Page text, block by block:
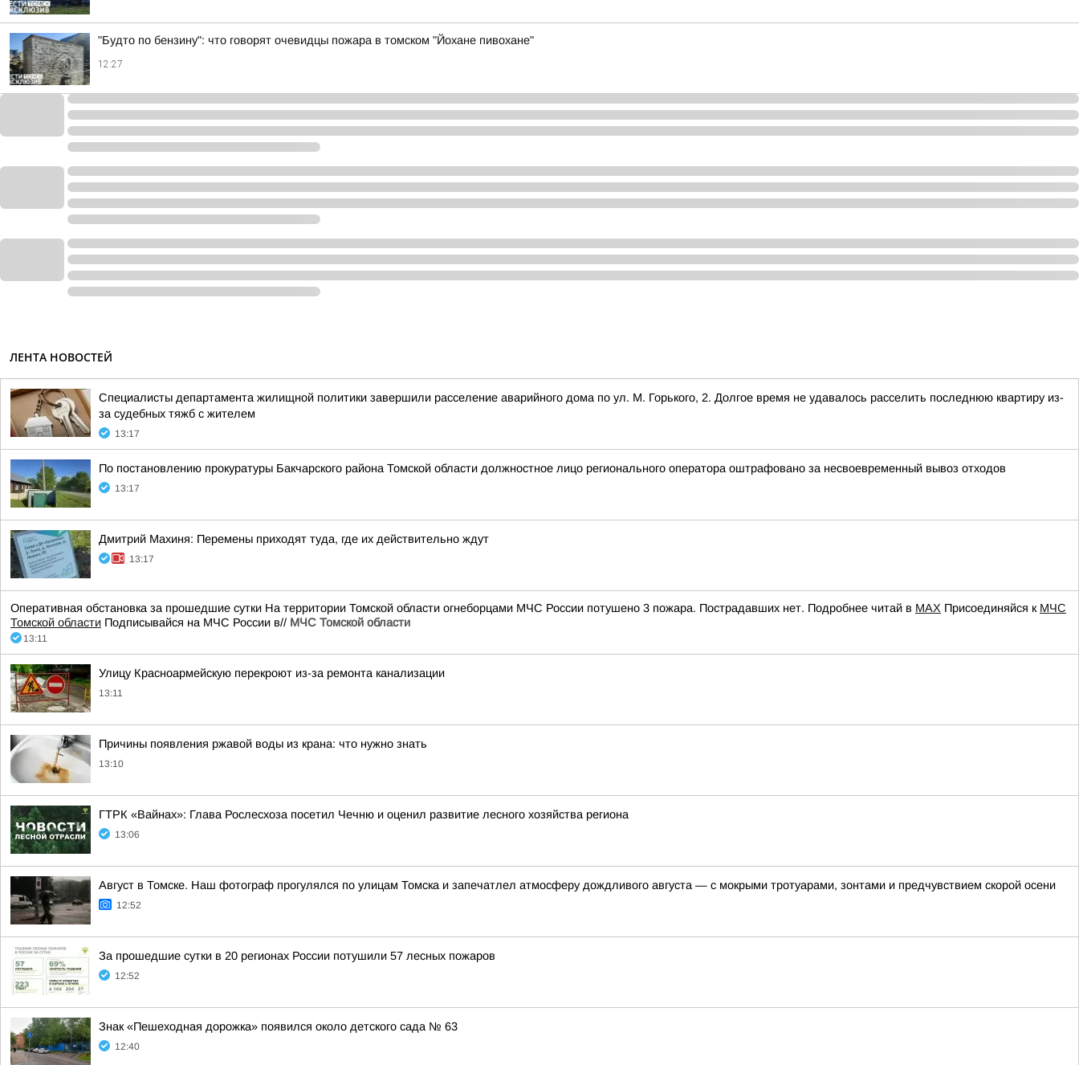
"Будто по бензину": что говорят очевидцы пожара в томском "Йохане пивохане"
12:27
ЛЕНТА НОВОСТЕЙ
Специалисты департамента жилищной политики завершили расселение аварийного дома по ул. М. Горького, 2. Долгое время не удавалось расселить последнюю квартиру из-
за судебных тяжб с жителем
13:17
По постановлению прокуратуры Бакчарского района Томской области должностное лицо регионального оператора оштрафовано за несвоевременный вывоз отходов
13:17
Дмитрий Махиня: Перемены приходят туда, где их действительно ждут
13:17
Оперативная обстановка за прошедшие сутки На территории Томской области огнеборцами МЧС России потушено 3 пожара. Пострадавших нет. Подробнее читай в МАХ Присоединяйся к МЧС
Томской области Подписывайся на МЧС России в// МЧС Томской области
13:11
Улицу Красноармейскую перекроют из-за ремонта канализации
13:11
Причины появления ржавой воды из крана: что нужно знать
13:10
ГТРК «Вайнах»: Глава Рослесхоза посетил Чечню и оценил развитие лесного хозяйства региона
13:06
Август в Томске. Наш фотограф прогулялся по улицам Томска и запечатлел атмосферу дождливого августа — с мокрыми тротуарами, зонтами и предчувствием скорой осени
12:52
За прошедшие сутки в 20 регионах России потушили 57 лесных пожаров
12:52
Знак «Пешеходная дорожка» появился около детского сада № 63
12:40